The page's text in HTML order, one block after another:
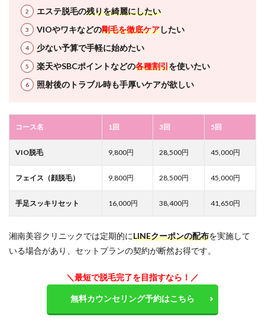
エステ脱毛の残りを綺麗にしたい
VIOやワキなどの剛毛を徹底ケアしたい
少ない予算で手軽に始めたい
楽天やSBCポイントなどの各種割引を使いたい
照射後のトラブル時も手厚いケアが欲しい
コース名 1回 3回 5回
VIO脱毛 9,800円 28,500円 45,000円
フェイス（顔脱毛） 9,800円 28,500円 45,000円
手足スッキリセット 16,000円 38,400円 41,650円
湘南美容クリニックでは定期的にLINEクーポンの配布を実施して
いる場合があり、セットプランの契約が断然お得です。
＼最短で脱毛完了を目指すなら！／
無料カウンセリング予約はこちら